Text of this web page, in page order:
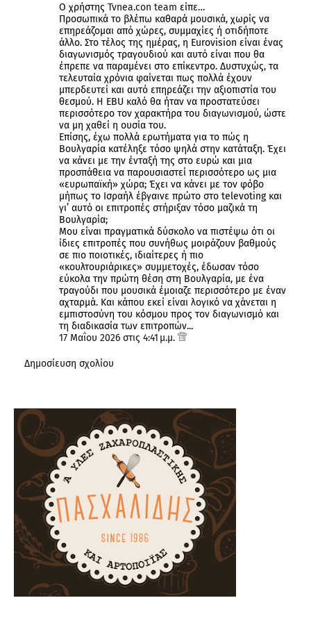
Ο χρήστης Tvnea.con team είπε…
Προσωπικά το βλέπω καθαρά μουσικά, χωρίς να
επηρεάζομαι από χώρες, συμμαχίες ή οτιδήποτε
άλλο. Στο τέλος της ημέρας, η Eurovision είναι ένας
διαγωνισμός τραγουδιού και αυτό είναι που θα
έπρεπε να παραμένει στο επίκεντρο. Δυστυχώς, τα
τελευταία χρόνια φαίνεται πως πολλά έχουν
μπερδευτεί και αυτό επηρεάζει την αξιοπιστία του
θεσμού. Η EBU καλό θα ήταν να προστατεύσει
περισσότερο τον χαρακτήρα του διαγωνισμού, ώστε
να μη χαθεί η ουσία του.
Επίσης, έχω πολλά ερωτήματα για το πώς η
Βουλγαρία κατέληξε τόσο ψηλά στην κατάταξη. Έχει
να κάνει με την ένταξή της στο ευρώ και μια
προσπάθεια να παρουσιαστεί περισσότερο ως μια
«ευρωπαϊκή» χώρα; Έχει να κάνει με τον φόβο
μήπως το Ισραήλ έβγαινε πρώτο στο televoting και
γι’ αυτό οι επιτροπές στήριξαν τόσο μαζικά τη
Βουλγαρία;
Μου είναι πραγματικά δύσκολο να πιστέψω ότι οι
ίδιες επιτροπές που συνήθως μοιράζουν βαθμούς
σε πιο ποιοτικές, ιδιαίτερες ή πιο
«κουλτουριάρικες» συμμετοχές, έδωσαν τόσο
εύκολα την πρώτη θέση στη Βουλγαρία, με ένα
τραγούδι που μουσικά έμοιαζε περισσότερο με έναν
αχταρμά. Και κάπου εκεί είναι λογικό να χάνεται η
εμπιστοσύνη του κόσμου προς τον διαγωνισμό και
τη διαδικασία των επιτροπών...
17 Μαΐου 2026 στις 4:41 μ.μ.
Δημοσίευση σχολίου